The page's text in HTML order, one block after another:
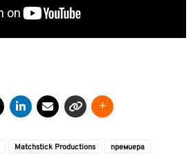
Matchstick Productions премиера